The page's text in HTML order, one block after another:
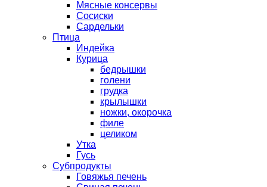
Мясные консервы
Сосиски
Сардельки
Птица
Индейка
Курица
бедрышки
голени
грудка
крылышки
ножки, окорочка
филе
целиком
Утка
Гусь
Субпродукты
Говяжья печень